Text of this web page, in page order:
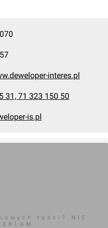
interes.pl
31, 71 323 150 50
is.pl
teści? NIE